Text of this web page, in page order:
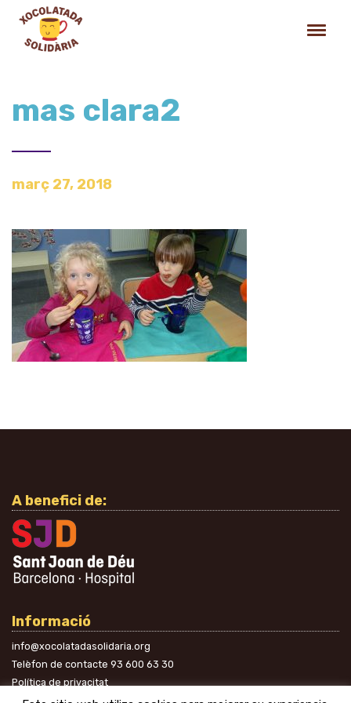
mas clara2
març 27, 2018
A benefici de:
Informació
info@xocolatadasolidaria.org
Telèfon de contacte 93 600 63 30
Política de privacitat